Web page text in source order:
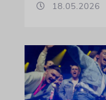
18.05.2026